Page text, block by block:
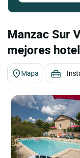
Manzac Sur
mejores
Mapa